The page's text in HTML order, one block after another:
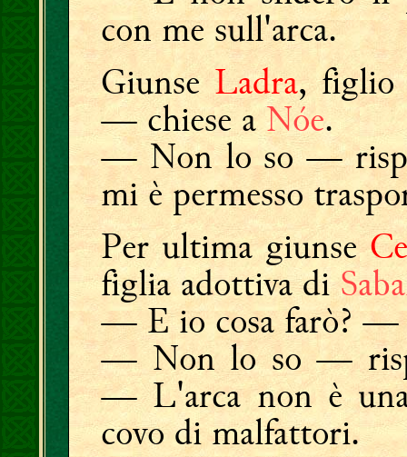
con me sull'arca.
GiunseLadra,
— chiese aNóe.
— Non lo so —
mi è permesso
Per ultima giunse
figlia adottiva di
— E io cosa farò? —
— Non lo so —
— L'arca non è
covo di malfattori.